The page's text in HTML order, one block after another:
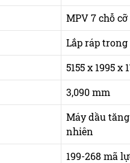
MPV 7 chỗ
Lắp ráp
5155 x 1995 x
3,090 mm
Máy dầu
nhiên
199-268 mã